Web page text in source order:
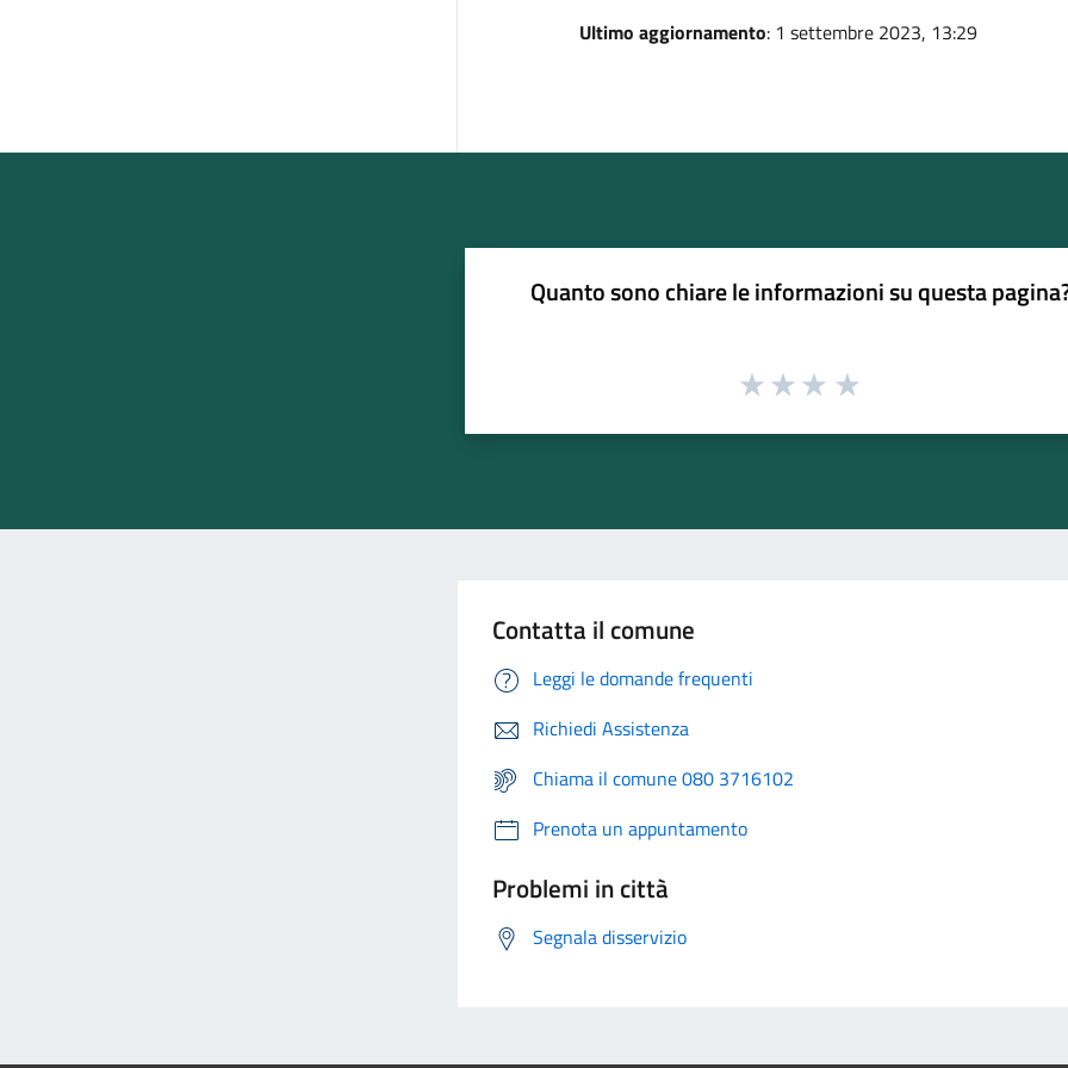
Ultimo aggiornamento: 1 settembre 2023, 13:29
Quanto sono chiare le informazioni su questa
Contatta il comune
Leggi le domande frequenti
Richiedi Assistenza
Chiama il comune 080 3716102
Prenota un appuntamento
Problemi in città
Segnala disservizio